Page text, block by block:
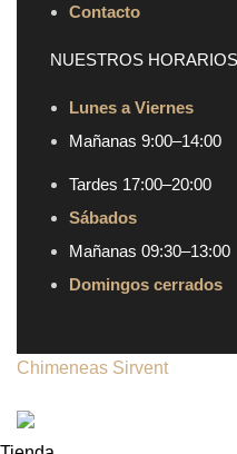
Contacto
NUESTROS HORARIOS
Lunes a Viernes
Mañanas 9:00–14:00
Tardes 17:00–20:00
Sábados
Mañanas 09:30–13:00
Domingos cerrados
Chimeneas Sirvent|